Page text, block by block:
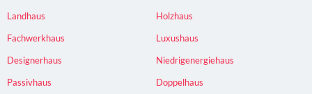
Landhaus
Holzhaus
Fachwerkhaus
Luxushaus
Designerhaus
Niedrigenergiehaus
Passivhaus
Doppelhaus